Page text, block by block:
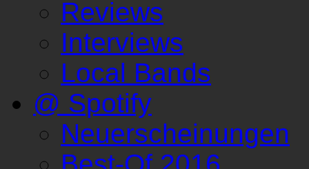
Reviews
Interviews
Local Bands
@ Spotify
Neuerscheinungen